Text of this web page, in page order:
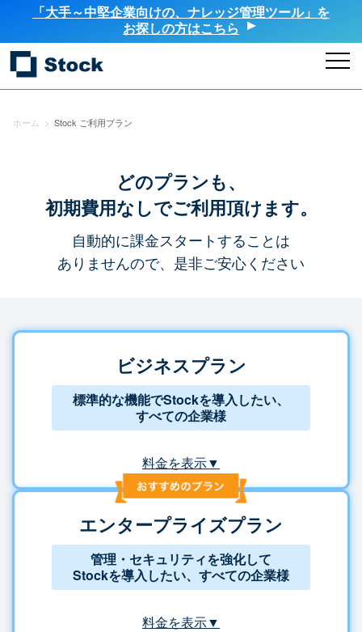
「大手～中堅企業向けの、ナレッジ管理ツール」を
お探しの方はこちら
ホーム > Stock ご利用プラン
どのプランも、
初期費用なしでご利用頂けます。
自動的に課金スタートすることは
ありませんので、是非ご安心ください
ビジネスプラン
標準的な機能でStockを導入したい、
すべての企業様
料金を表示▼
エンタープライズプラン
管理・セキュリティを強化して
Stockを導入したい、すべての企業様
料金を表示▼